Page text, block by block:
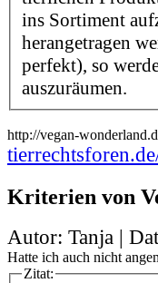
ins Sortiment
herangetragen
perfekt), so
auszuräumen.
http://vegan-
Kriterien von
Autor: Tanja |
Hatte ich auch nicht
Zitat: